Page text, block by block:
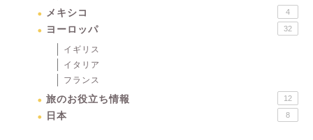
メキシコ 4
ヨーロッパ 32
イギリス
イタリア
フランス
旅のお役立ち情報 12
日本 8